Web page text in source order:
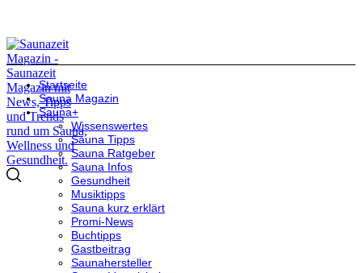
Startseite
Sauna Magazin
Sauna+
Wissenswertes
Sauna Tipps
Sauna Ratgeber
Sauna Infos
Gesundheit
Musiktipps
Sauna kurz erklärt
Promi-News
Buchtipps
Gastbeitrag
Saunahersteller